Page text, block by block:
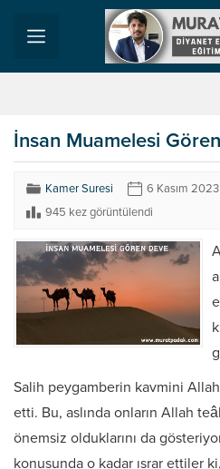
İnsan Muamelesi
Kamer Suresi 6 Kasım 2023
945 kez görüntülendi
Salih peygamberin kavmini
etti. Bu, aslında onların Allah
önemsiz olduklarını da
konusunda o kadar ısrar ettiler